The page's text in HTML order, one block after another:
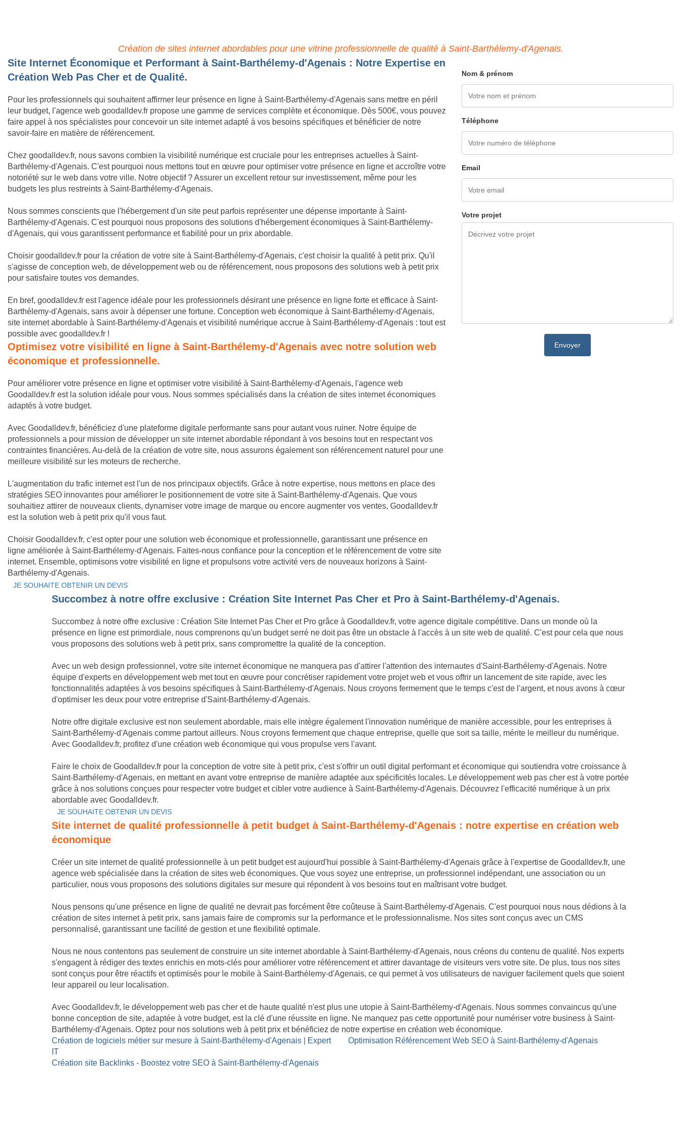
Création de sites internet abordables pour une vitrine professionnelle de qualité à Saint-Barthélemy-d'Agenais.
Site Internet Économique et Performant à Saint-Barthélemy-d'Agenais : Notre Expertise en
Création Web Pas Cher et de Qualité.
Pour les professionnels qui souhaitent affirmer leur présence en ligne à Saint-Barthélemy-d'Agenais sans mettre en péril
leur budget, l'agence web goodalldev.fr propose une gamme de services complète et économique. Dès 500€, vous pouvez
faire appel à nos spécialistes pour concevoir un site internet adapté à vos besoins spécifiques et bénéficier de notre
savoir-faire en matière de référencement.
Chez goodalldev.fr, nous savons combien la visibilité numérique est cruciale pour les entreprises actuelles à Saint-
Barthélemy-d'Agenais. C'est pourquoi nous mettons tout en œuvre pour optimiser votre présence en ligne et accroître votre
notoriété sur le web dans votre ville. Notre objectif ? Assurer un excellent retour sur investissement, même pour les
budgets les plus restreints à Saint-Barthélemy-d'Agenais.
Nous sommes conscients que l'hébergement d'un site peut parfois représenter une dépense importante à Saint-
Barthélemy-d'Agenais. C'est pourquoi nous proposons des solutions d'hébergement économiques à Saint-Barthélemy-
d'Agenais, qui vous garantissent performance et fiabilité pour un prix abordable.
Choisir goodalldev.fr pour la création de votre site à Saint-Barthélemy-d'Agenais, c'est choisir la qualité à petit prix. Qu'il
s'agisse de conception web, de développement web ou de référencement, nous proposons des solutions web à petit prix
pour satisfaire toutes vos demandes.
En bref, goodalldev.fr est l'agence idéale pour les professionnels désirant une présence en ligne forte et efficace à Saint-
Barthélemy-d'Agenais, sans avoir à dépenser une fortune. Conception web économique à Saint-Barthélemy-d'Agenais,
site internet abordable à Saint-Barthélemy-d'Agenais et visibilité numérique accrue à Saint-Barthélemy-d'Agenais : tout est
possible avec goodalldev.fr !
Optimisez votre visibilité en ligne à Saint-Barthélemy-d'Agenais avec notre solution web
économique et professionnelle.
Pour améliorer votre présence en ligne et optimiser votre visibilité à Saint-Barthélemy-d'Agenais, l'agence web
Goodalldev.fr est la solution idéale pour vous. Nous sommes spécialisés dans la création de sites internet économiques
adaptés à votre budget.
Avec Goodalldev.fr, bénéficiez d'une plateforme digitale performante sans pour autant vous ruiner. Notre équipe de
professionnels a pour mission de développer un site internet abordable répondant à vos besoins tout en respectant vos
contraintes financières. Au-delà de la création de votre site, nous assurons également son référencement naturel pour une
meilleure visibilité sur les moteurs de recherche.
L'augmentation du trafic internet est l'un de nos principaux objectifs. Grâce à notre expertise, nous mettons en place des
stratégies SEO innovantes pour améliorer le positionnement de votre site à Saint-Barthélemy-d'Agenais. Que vous
souhaitiez attirer de nouveaux clients, dynamiser votre image de marque ou encore augmenter vos ventes, Goodalldev.fr
est la solution web à petit prix qu'il vous faut.
Choisir Goodalldev.fr, c'est opter pour une solution web économique et professionnelle, garantissant une présence en
ligne améliorée à Saint-Barthélemy-d'Agenais. Faites-nous confiance pour la conception et le référencement de votre site
internet. Ensemble, optimisons votre visibilité en ligne et propulsons votre activité vers de nouveaux horizons à Saint-
Barthélemy-d'Agenais.
Nom & prénom
Téléphone
Email
Votre projet
JE SOUHAITE OBTENIR UN DEVIS
Succombez à notre offre exclusive : Création Site Internet Pas Cher et Pro à Saint-Barthélemy-d'Agenais.
Succombez à notre offre exclusive : Création Site Internet Pas Cher et Pro grâce à Goodalldev.fr, votre agence digitale compétitive. Dans un monde où la
présence en ligne est primordiale, nous comprenons qu'un budget serré ne doit pas être un obstacle à l'accès à un site web de qualité. C'est pour cela que nous
vous proposons des solutions web à petit prix, sans compromettre la qualité de la conception.
Avec un web design professionnel, votre site internet économique ne manquera pas d'attirer l'attention des internautes d'Saint-Barthélemy-d'Agenais. Notre
équipe d'experts en développement web met tout en œuvre pour concrétiser rapidement votre projet web et vous offrir un lancement de site rapide, avec les
fonctionnalités adaptées à vos besoins spécifiques à Saint-Barthélemy-d'Agenais. Nous croyons fermement que le temps c'est de l'argent, et nous avons à cœur
d'optimiser les deux pour votre entreprise d'Saint-Barthélemy-d'Agenais.
Notre offre digitale exclusive est non seulement abordable, mais elle intègre également l'innovation numérique de manière accessible, pour les entreprises à
Saint-Barthélemy-d'Agenais comme partout ailleurs. Nous croyons fermement que chaque entreprise, quelle que soit sa taille, mérite le meilleur du numérique.
Avec Goodalldev.fr, profitez d'une création web économique qui vous propulse vers l'avant.
Faire le choix de Goodalldev.fr pour la conception de votre site à petit prix, c'est s'offrir un outil digital performant et économique qui soutiendra votre croissance à
Saint-Barthélemy-d'Agenais, en mettant en avant votre entreprise de manière adaptée aux spécificités locales. Le développement web pas cher est à votre portée
grâce à nos solutions conçues pour respecter votre budget et cibler votre audience à Saint-Barthélemy-d'Agenais. Découvrez l'efficacité numérique à un prix
abordable avec Goodalldev.fr.
JE SOUHAITE OBTENIR UN DEVIS
Site internet de qualité professionnelle à petit budget à Saint-Barthélemy-d'Agenais : notre expertise en création web
économique
Créer un site internet de qualité professionnelle à un petit budget est aujourd'hui possible à Saint-Barthélemy-d'Agenais grâce à l'expertise de Goodalldev.fr, une
agence web spécialisée dans la création de sites web économiques. Que vous soyez une entreprise, un professionnel indépendant, une association ou un
particulier, nous vous proposons des solutions digitales sur mesure qui répondent à vos besoins tout en maîtrisant votre budget.
Nous pensons qu'une présence en ligne de qualité ne devrait pas forcément être coûteuse à Saint-Barthélemy-d'Agenais. C'est pourquoi nous nous dédions à la
création de sites internet à petit prix, sans jamais faire de compromis sur la performance et le professionnalisme. Nos sites sont conçus avec un CMS
personnalisé, garantissant une facilité de gestion et une flexibilité optimale.
Nous ne nous contentons pas seulement de construire un site internet abordable à Saint-Barthélemy-d'Agenais, nous créons du contenu de qualité. Nos experts
s'engagent à rédiger des textes enrichis en mots-clés pour améliorer votre référencement et attirer davantage de visiteurs vers votre site. De plus, tous nos sites
sont conçus pour être réactifs et optimisés pour le mobile à Saint-Barthélemy-d'Agenais, ce qui permet à vos utilisateurs de naviguer facilement quels que soient
leur appareil ou leur localisation.
Avec Goodalldev.fr, le développement web pas cher et de haute qualité n'est plus une utopie à Saint-Barthélemy-d'Agenais. Nous sommes convaincus qu'une
bonne conception de site, adaptée à votre budget, est la clé d'une réussite en ligne. Ne manquez pas cette opportunité pour numériser votre business à Saint-
Barthélemy-d'Agenais. Optez pour nos solutions web à petit prix et bénéficiez de notre expertise en création web économique.
Création de logiciels métier sur mesure à Saint-Barthélemy-d'Agenais | Expert
IT
Création site Backlinks - Boostez votre SEO à Saint-Barthélemy-d'Agenais
Optimisation Référencement Web SEO à Saint-Barthélemy-d'Agenais